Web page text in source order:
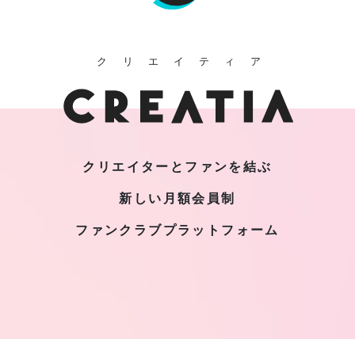
クリエイティア
クリエイターとファンを結ぶ
新しい月額会員制
ファンクラブプラットフォーム